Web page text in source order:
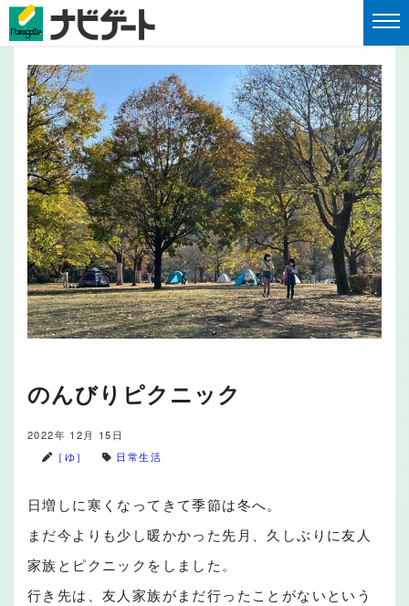
のんびりピクニック
2022年 12月 15日
［ゆ］
日常生活
日増しに寒くなってきて季節は冬へ。
まだ今よりも少し暖かかった先月、久しぶりに友人
家族とピクニックをしました。
行き先は、友人家族がまだ行ったことがないという